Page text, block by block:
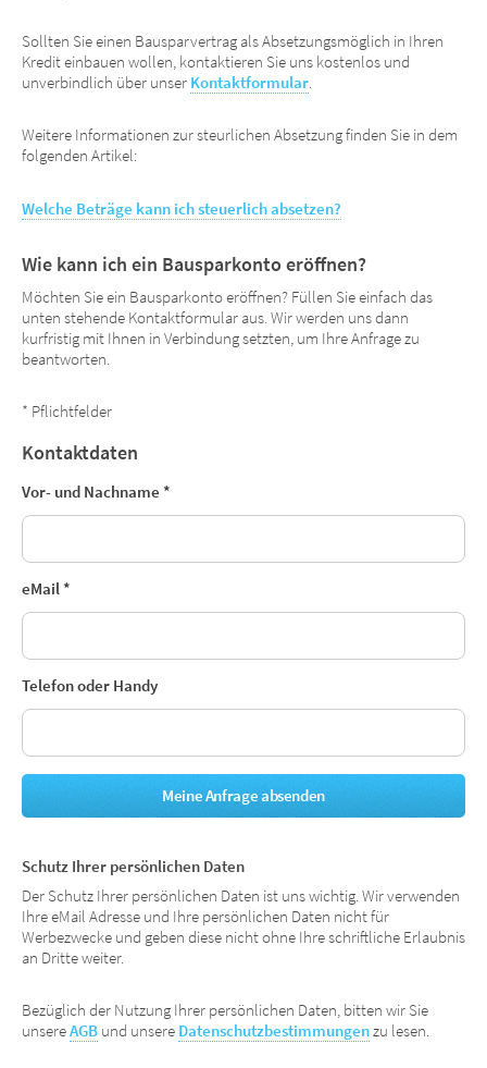
Sollten Sie einen Bausparvertrag als Absetzungsmöglich in Ihren
Kredit einbauen wollen, kontaktieren Sie uns kostenlos und
unverbindlich über unser Kontaktformular.
Weitere Informationen zur steurlichen Absetzung finden Sie in dem
folgenden Artikel:
Welche Beträge kann ich steuerlich absetzen?
Wie kann ich ein Bausparkonto eröffnen?
Möchten Sie ein Bausparkonto eröffnen? Füllen Sie einfach das
unten stehende Kontaktformular aus. Wir werden uns dann
kurfristig mit Ihnen in Verbindung setzten, um Ihre Anfrage zu
beantworten.
* Pflichtfelder
Kontaktdaten
Vor- und Nachname *
eMail *
Telefon oder Handy
Schutz Ihrer persönlichen Daten
Der Schutz Ihrer persönlichen Daten ist uns wichtig. Wir verwenden
Ihre eMail Adresse und Ihre persönlichen Daten nicht für
Werbezwecke und geben diese nicht ohne Ihre schriftliche Erlaubnis
an Dritte weiter.
Bezüglich der Nutzung Ihrer persönlichen Daten, bitten wir Sie
unsereAGB und unsere Datenschutzbestimmungenzu lesen.